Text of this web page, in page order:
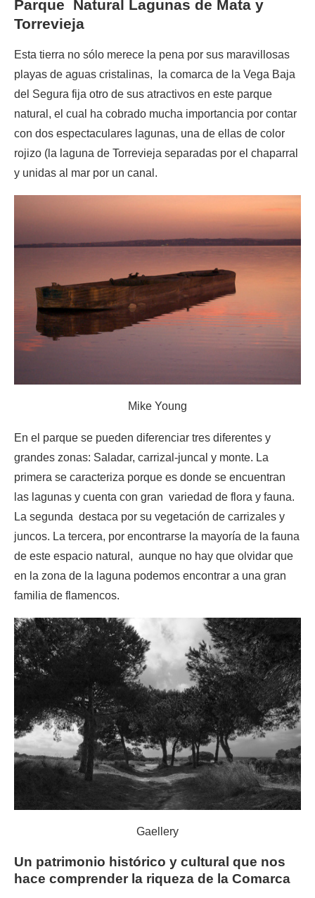
Parque Natural Lagunas de Mata y
Torrevieja
Esta tierra no sólo merece la pena por sus maravillosas
playas de aguas cristalinas, la comarca de la Vega Baja
del Segura fija otro de sus atractivos en este parque
natural, el cual ha cobrado mucha importancia por contar
con dos espectaculares lagunas, una de ellas de color
rojizo (la laguna de Torrevieja separadas por el chaparral
y unidas al mar por un canal.
Mike Young
En el parque se pueden diferenciar tres diferentes y
grandes zonas: Saladar, carrizal-juncal y monte. La
primera se caracteriza porque es donde se encuentran
las lagunas y cuenta con gran variedad de flora y fauna.
La segunda destaca por su vegetación de carrizales y
juncos. La tercera, por encontrarse la mayoría de la fauna
de este espacio natural, aunque no hay que olvidar que
en la zona de la laguna podemos encontrar a una gran
familia de flamencos.
Gaellery
Un patrimonio histórico y cultural que nos
hace comprender la riqueza de la Comarca